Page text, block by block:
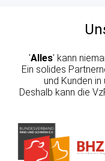
'Alles' kann
Ein solides
und Kunden
Deshalb kann die